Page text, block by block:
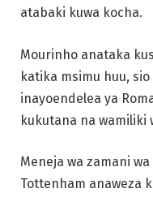
atabaki kuwa kocha.
Mourinho anataka
katika msimu huu,
inayoendelea ya
kukutana na wamiliki
Meneja wa zamani
Tottenham anaweza